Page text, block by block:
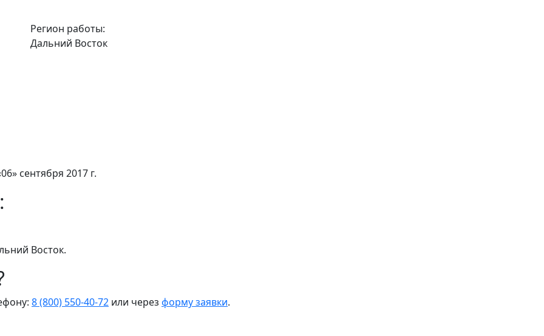
Регион работы:
Дальний Восток
сентября 2017 г.
Восток.
8 (800) 550-40-72 или через форму заявки.